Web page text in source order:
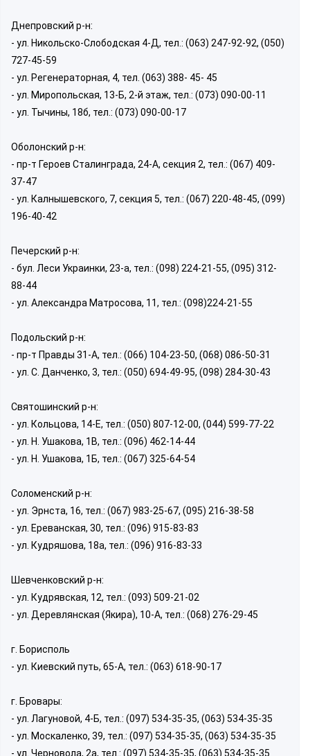
Днепровский р-н:
- ул. Никольско-Слободская 4-Д, тел.: (063) 247-92-92, (050)
727-45-59
- ул. Регенераторная, 4, тел. (063) 388- 45- 45
- ул. Миропольская, 13-Б, 2-й этаж, тел.: (073) 090-00-11
- ул. Тычины, 18б, тел.: (073) 090-00-17
Оболонский р-н:
- пр-т Героев Сталинграда, 24-А, секция 2, тел.: (067) 409-
37-47
- ул. Калнышевского, 7, секция 5, тел.: (067) 220-48-45, (099)
196-40-42
Печерский р-н:
- бул. Леси Украинки, 23-а, тел.: (098) 224-21-55, (095) 312-
88-44
- ул. Александра Матросова, 11, тел.: (098)224-21-55
Подольский р-н:
- пр-т Правды 31-А, тел.: (066) 104-23-50, (068) 086-50-31
- ул. С. Данченко, 3, тел.: (050) 694-49-95, (098) 284-30-43
Святошинский р-н:
- ул. Кольцова, 14-Е, тел.: (050) 807-12-00, (044) 599-77-22
- ул. Н. Ушакова, 1В, тел.: (096) 462-14-44
- ул. Н. Ушакова, 1Б, тел.: (067) 325-64-54
Соломенский р-н:
- ул. Эрнста, 16, тел.: (067) 983-25-67, (095) 216-38-58
- ул. Ереванская, 30, тел.: (096) 915-83-83
- ул. Кудряшова, 18а, тел.: (096) 916-83-33
Шевченковский р-н:
- ул. Кудрявская, 12, тел.: (093) 509-21-02
- ул. Деревлянская (Якира), 10-А, тел.: (068) 276-29-45
г. Борисполь
- ул. Киевский путь, 65-А, тел.: (063) 618-90-17
г. Бровары:
- ул. Лагуновой, 4-Б, тел.: (097) 534-35-35, (063) 534-35-35
- ул. Москаленко, 39, тел.: (097) 534-35-35, (063) 534-35-35
- ул. Черновола, 2а, тел.: (097) 534-35-35, (063) 534-35-35